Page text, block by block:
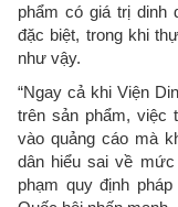
phẩm có giá trị dinh
đặc biệt, trong khi
như vậy.
“Ngay cả khi Viện
trên sản phẩm, việc
vào quảng cáo mà
dân hiểu sai về
phạm quy định